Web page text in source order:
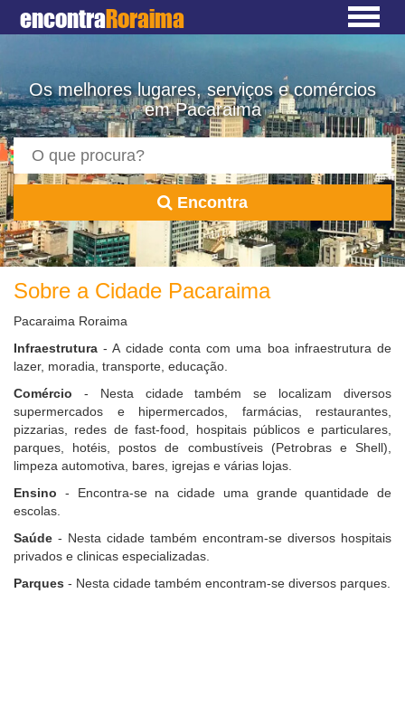
encontraRoraima
Os melhores lugares, serviços e comércios
em Pacaraima
Encontra
Sobre a Cidade Pacaraima
Pacaraima Roraima
Infraestrutura - A cidade conta com uma boa infraestrutura de
lazer, moradia, transporte, educação.
Comércio - Nesta cidade também se localizam diversos
supermercados e hipermercados, farmácias, restaurantes,
pizzarias, redes de fast-food, hospitais públicos e particulares,
parques, hotéis, postos de combustíveis (Petrobras e Shell),
limpeza automotiva, bares, igrejas e várias lojas.
Ensino - Encontra-se na cidade uma grande quantidade de
escolas.
Saúde - Nesta cidade também encontram-se diversos hospitais
privados e clinicas especializadas.
Parques - Nesta cidade também encontram-se diversos parques.